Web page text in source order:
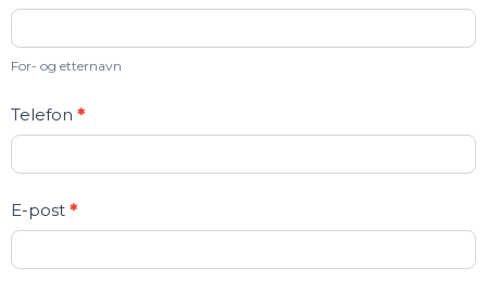
oss
For- og etternavn
Telefon *
E-post *